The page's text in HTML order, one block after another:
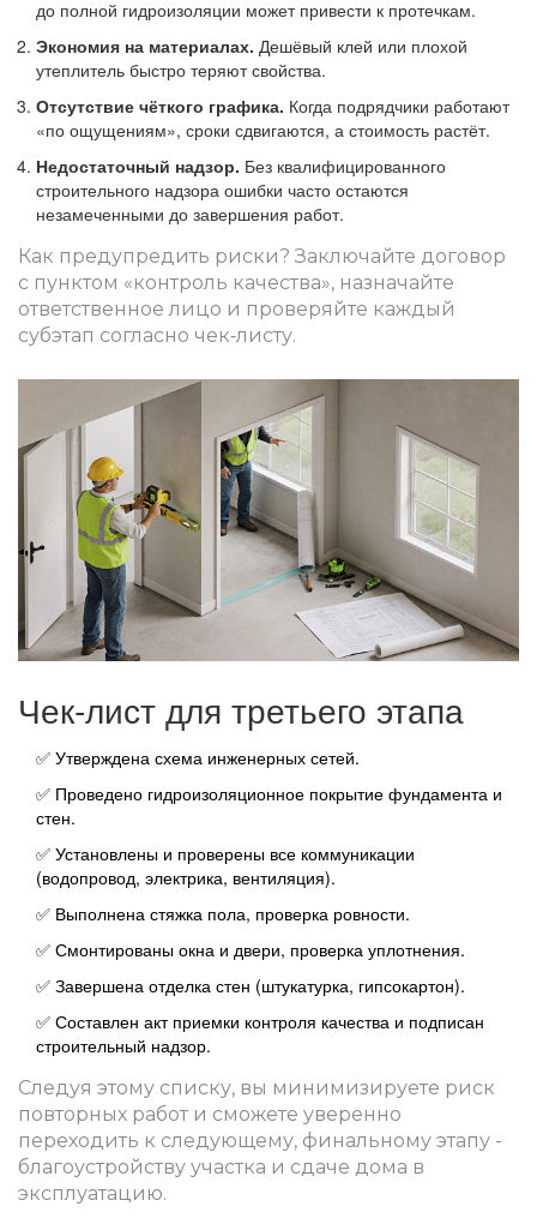
до полной гидроизоляции может привести к протечкам.
Экономия на материалах. Дешёвый клей или плохой
утеплитель быстро теряют свойства.
Отсутствие чёткого графика. Когда подрядчики работают
«по ощущениям», сроки сдвигаются, а стоимость растёт.
Недостаточный надзор. Без квалифицированного
строительного надзора ошибки часто остаются
незамеченными до завершения работ.
Как предупредить риски? Заключайте договор
с пунктом «контроль качества», назначайте
ответственное лицо и проверяйте каждый
субэтап согласно чек‑листу.
Чек‑лист для третьего этапа
✅ Утверждена схема инженерных сетей.
✅ Проведено гидроизоляционное покрытие фундамента и
стен.
✅ Установлены и проверены все коммуникации
(водопровод, электрика, вентиляция).
✅ Выполнена стяжка пола, проверка ровности.
✅ Смонтированы окна и двери, проверка уплотнения.
✅ Завершена отделка стен (штукатурка, гипсокартон).
✅ Составлен акт приемки контроля качества и подписан
строительный надзор.
Следуя этому списку, вы минимизируете риск
повторных работ и сможете уверенно
переходить к следующему, финальному этапу -
благоустройству участка и сдаче дома в
эксплуатацию.